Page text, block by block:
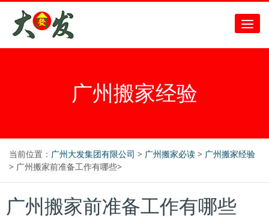
广州搬家经验
当前位置： 广州大发集团有限公司 > 广州搬家必读 > 广州搬家经验
> 广州搬家前准备工作有哪些>
广州搬家前准备工作有哪些